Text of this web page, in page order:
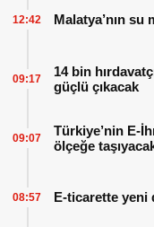
Malatya’nın su
12:42
14 bin
güçlü çıkacak
09:17
Türkiye’nin E-
ölçeğe
09:07
E-ticarette yeni
08:57